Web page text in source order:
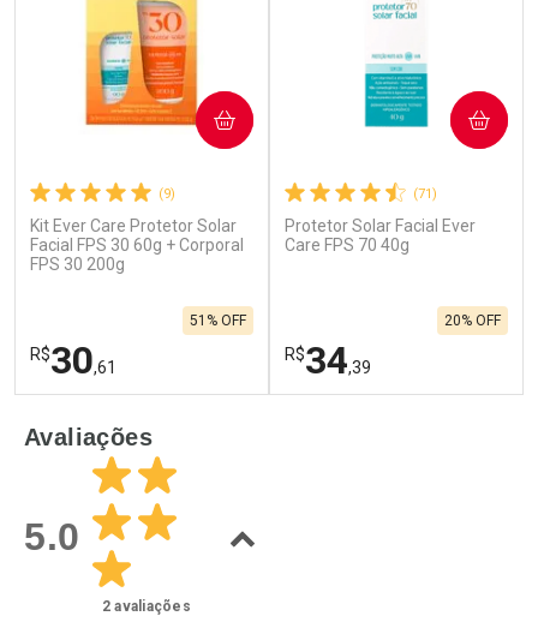
(9)
Kit Ever Care Protetor Solar
Facial FPS 30 60g + Corporal
FPS 30 200g
R$30,61
51% OFF
COMPRAR
Laboratório
Por Menos
(71)
Protetor Solar Facial Ever
Care FPS 70 40g
R$34,39
20% OFF
COMPRAR
Avaliações
5.0
2 avaliações